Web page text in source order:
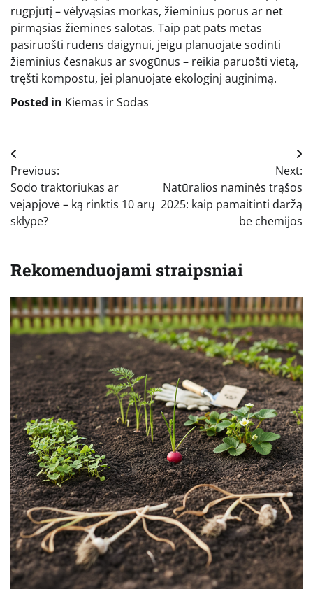
rugpjūtį – vėlyvąsias morkas, žieminius porus ar net
pirmąsias žiemines salotas. Taip pat pats metas
pasiruošti rudens daigynui, jeigu planuojate sodinti
žieminius česnakus ar svogūnus – reikia paruošti vietą,
tręšti kompostu, jei planuojate ekologinį auginimą.
Posted in Kiemas ir Sodas
Navigacija
tarp
įrašų
Previous:
Sodo traktoriukas ar
vejapjovė – ką rinktis 10 arų
sklype?
Next:
Natūralios naminės trąšos
2025: kaip pamaitinti daržą
be chemijos
Rekomenduojami straipsniai